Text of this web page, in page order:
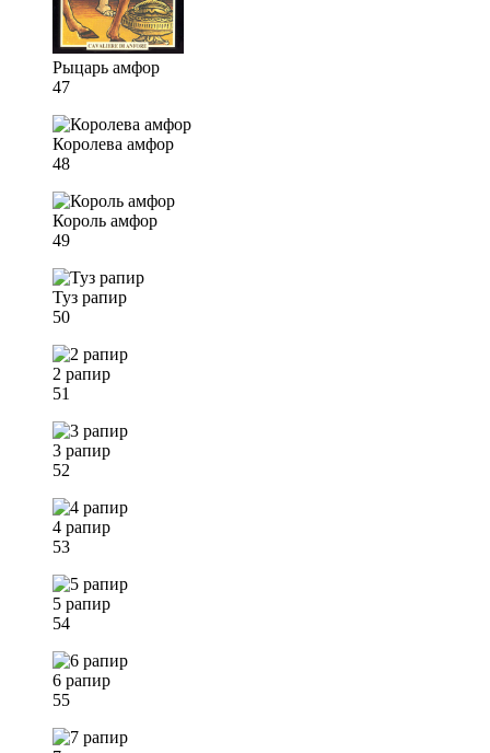
Рыцарь амфор
47
Королева амфор
48
Король амфор
49
Туз рапир
50
2 рапир
51
3 рапир
52
4 рапир
53
5 рапир
54
6 рапир
55